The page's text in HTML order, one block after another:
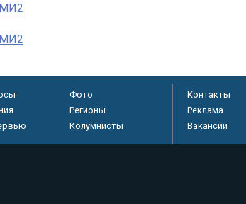
Фото
Регионы
Колумнисты
Контакты
Реклама
Вакансии